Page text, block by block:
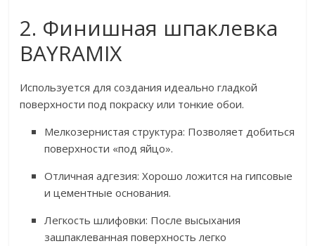
2. Финишная шпаклевка
BAYRAMIX
Используется для создания идеально гладкой
поверхности под покраску или тонкие обои.
Мелкозернистая структура: Позволяет добиться
поверхности «под яйцо».
Отличная адгезия: Хорошо ложится на гипсовые
и цементные основания.
Легкость шлифовки: После высыхания
зашпаклеванная поверхность легко